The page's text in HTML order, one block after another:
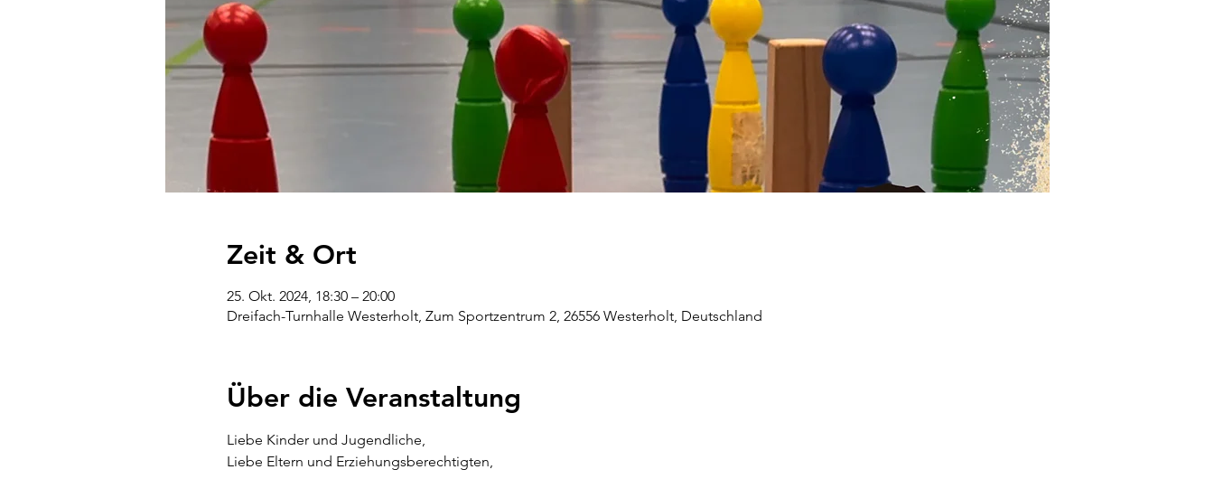
Zeit & Ort
25. Okt. 2024, 18:30 – 20:00
Dreifach-Turnhalle Westerholt, Zum Sportzentrum 2, 26556 Westerholt, Deutschland
Über die Veranstaltung
Liebe Kinder und Jugendliche,
Liebe Eltern und Erziehungsberechtigten,